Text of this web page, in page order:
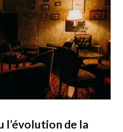
l’évolution de la